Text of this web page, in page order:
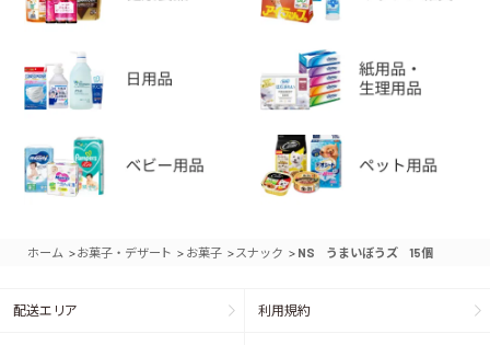
ホーム >お菓子・デザート > お菓子 > スナック > NS うまいぼうズ 15個
配送エリア 利用規約